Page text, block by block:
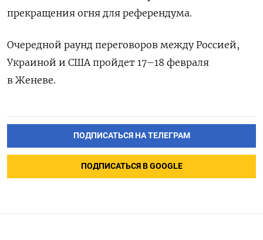
прекращения огня для референдума.
Очередной раунд переговоров между Россией,
Украиной и США пройдет 17–18 февраля
в Женеве.
ПОДПИСАТЬСЯ НА ТЕЛЕГРАМ
ПОДПИСАТЬСЯ В GOOGLE